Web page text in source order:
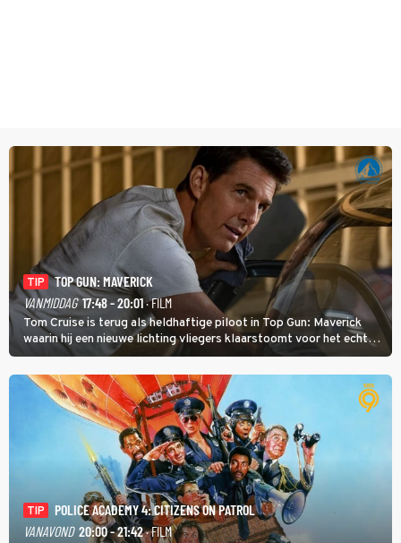
TIP
TOP GUN: MAVERICK
VANMIDDAG 17:48 - 20:01· FILM
Tom Cruise is terug als heldhaftige piloot in Top Gun: Maverick
waarin hij een nieuwe lichting vliegers klaarstoomt voor het echte
werk.
TIP
POLICE ACADEMY 4: CITIZENS ON PATROL
VANAVOND 20:00 - 21:42· FILM